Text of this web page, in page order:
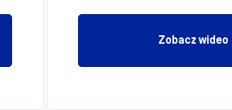
Zobacz wideo